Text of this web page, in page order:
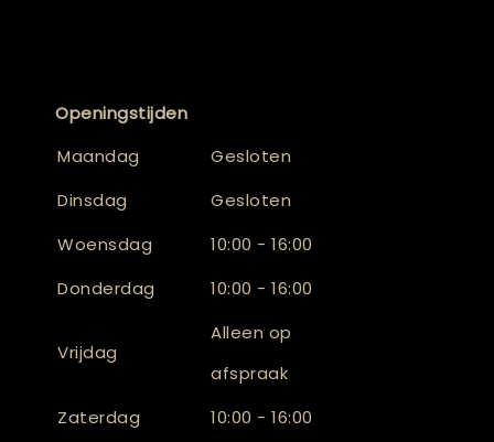
Openingstijden
Maandag
Gesloten
Dinsdag
Gesloten
Woensdag
10:00 - 16:00
Donderdag
10:00 - 16:00
Vrijdag
Alleen op
afspraak
Zaterdag
10:00 - 16:00